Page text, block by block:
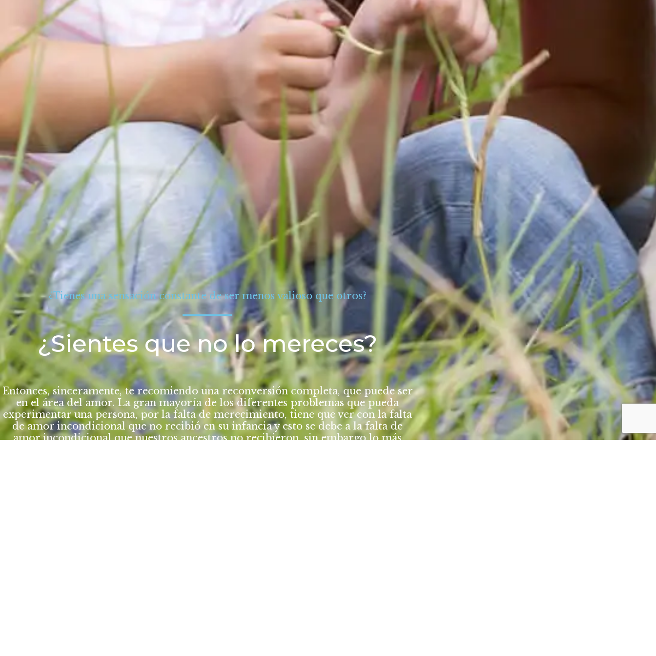
¿Tienes una sensación constante de ser menos valioso que otros?
¿Sientes que no lo mereces?
Entonces, sinceramente, te recomiendo una reconversión completa, que puede ser
en el área del amor. La gran mayoría de los diferentes problemas que pueda
experimentar una persona, por la falta de merecimiento, tiene que ver con la falta
de amor incondicional que no recibió en su infancia y esto se debe a la falta de
amor incondicional que nuestros ancestros no recibieron, sin embargo lo más